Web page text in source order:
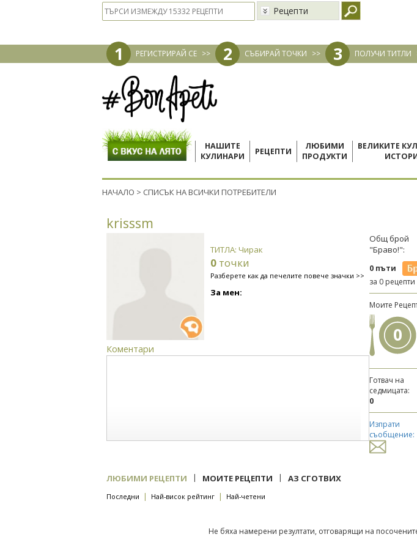
Рецепти
1 РЕГИСТРИРАЙ СЕ >> 2 СЪБИРАЙ ТОЧКИ >> 3 ПОЛУЧИ ТИТЛИ
НАШИТЕ
КУЛИНАРИ
РЕЦЕПТИ
ЛЮБИМИ
ПРОДУКТИ
ВЕЛИКИТЕ
НАЧАЛО > СПИСЪК НА ВСИЧКИ ПОТРЕБИТЕЛИ
krisssm
ТИТЛА: Чирак
0 точки
Разберете как да печелите повече значки >>
За мен:
Коментари
Общ брой
"Браво!":
0 пъти
за 0 рецепти
Моите
0
Готвач на
седмицата:
0
Изпрати
съобщение:
ЛЮБИМИ РЕЦЕПТИ | МОИТЕ РЕЦЕПТИ | АЗ СГОТВИХ
Последни | Най-висок рейтинг | Най-четени
Не бяха намерени резултати, отговарящи на